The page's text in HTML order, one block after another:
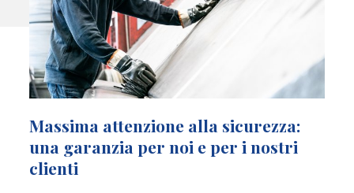
Massima attenzione alla sicurezza:
una garanzia per noi e per i nostri
clienti